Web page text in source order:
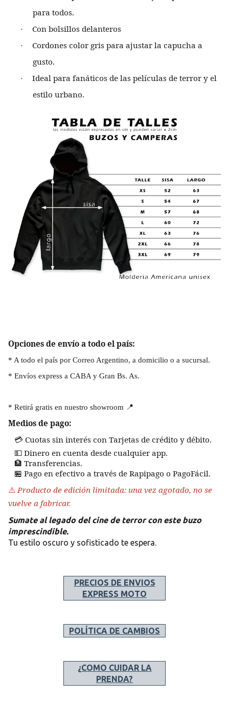
para todos.
· Con bolsillos delanteros
·
Cordones color gris para ajustar la capucha a
gusto.
·
Ideal para fanáticos de las películas de terror y el
estilo urbano.
Opciones de envío a todo el país:
* A todo el país por Correo Argentino, a domicilio o a sucursal.
* Envíos express a CABA y Gran Bs. As.
* Retirá gratis en nuestro showroom 📍
Medios de pago:
💳 Cuotas sin interés con Tarjetas de crédito y débito.
💵 Dinero en cuenta desde cualquier app.
🏦 Transferencias.
🏪 Pago en efectivo a través de Rapipago o PagoFácil.
⚠️ Producto de edición limitada: una vez agotado, no se
vuelve a fabricar.
Sumate al legado del cine de terror con este buzo
imprescindible.
Tu estilo oscuro y sofisticado te espera.
PRECIOS DE ENVIOS
EXPRESS MOTO
POLÍTICA DE CAMBIOS
¿COMO CUIDAR LA
PRENDA?